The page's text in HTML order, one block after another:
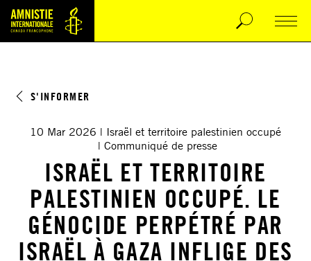
S'INFORMER
10 Mar 2026
Israël et territoire palestinien occupé
Communiqué de presse
ISRAËL ET TERRITOIRE
PALESTINIEN OCCUPÉ. LE
GÉNOCIDE PERPÉTRÉ PAR
ISRAËL À GAZA INFLIGE DES